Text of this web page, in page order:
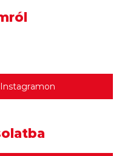
más
album